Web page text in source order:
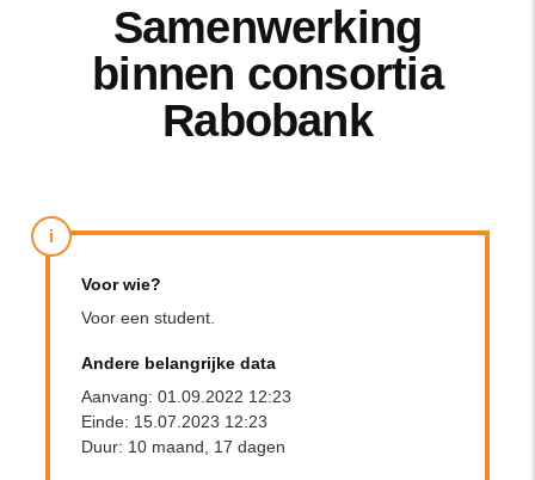
Samenwerking
binnen consortia
Rabobank
i
Voor wie?
Voor een student.
Andere belangrijke data
Aanvang: 01.09.2022 12:23
Einde: 15.07.2023 12:23
Duur: 10 maand, 17 dagen